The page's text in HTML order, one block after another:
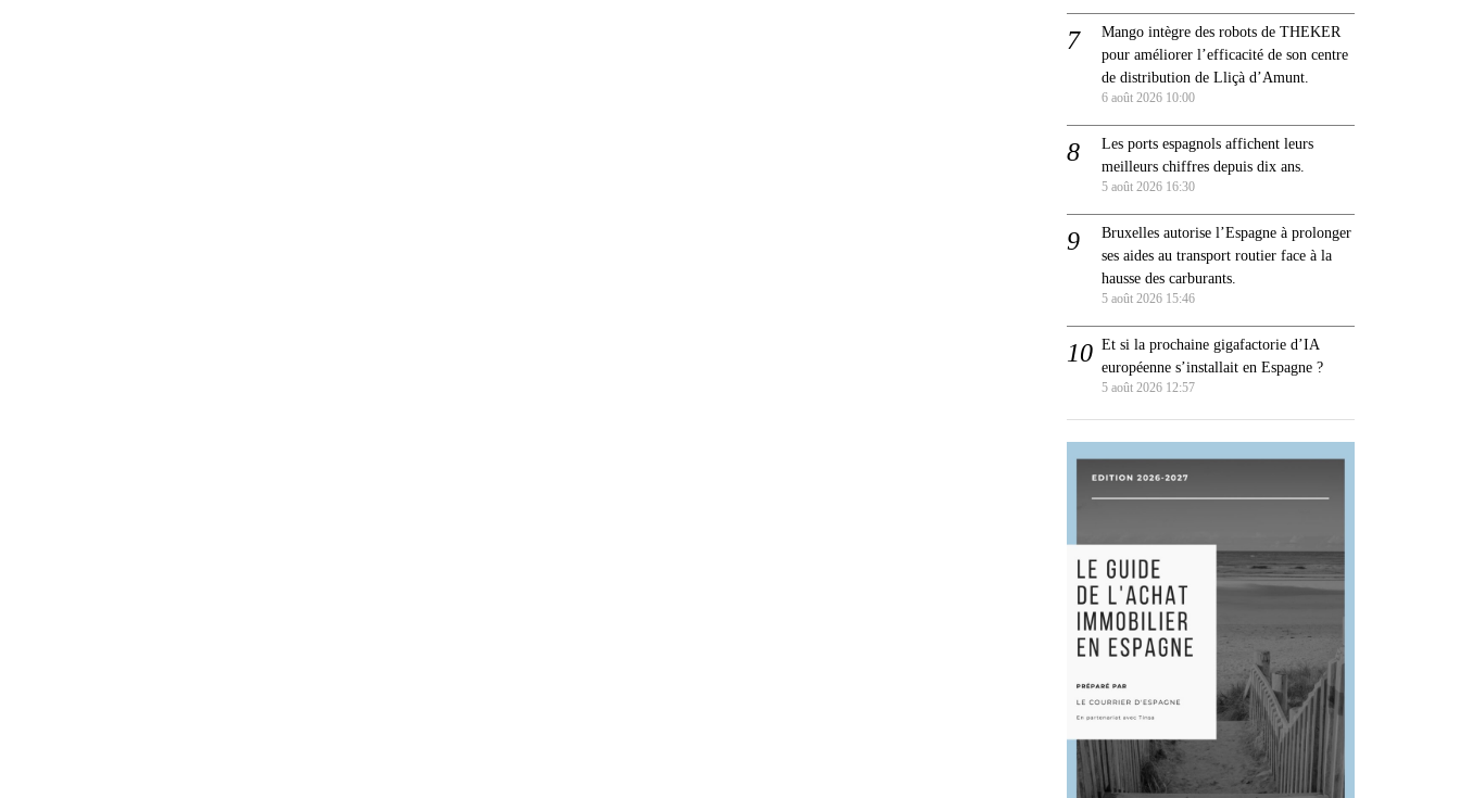
Mango intègre des robots de THEKER
pour améliorer l’efficacité de son centre
de distribution de Lliçà d’Amunt.
6 août 2026 10:00
Les ports espagnols affichent leurs
meilleurs chiffres depuis dix ans.
5 août 2026 16:30
Bruxelles autorise l’Espagne à prolonger
ses aides au transport routier face à la
hausse des carburants.
5 août 2026 15:46
Et si la prochaine gigafactorie d’IA
européenne s’installait en Espagne ?
5 août 2026 12:57